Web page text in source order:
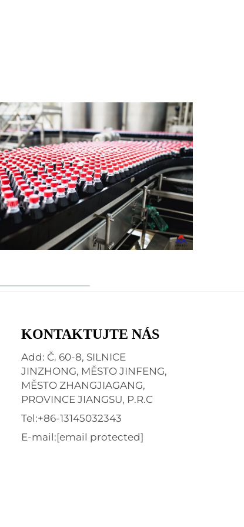
KONTAKTUJTE NÁS
Add: Č. 60-8, SILNICE
JINZHONG, MĚSTO JINFENG,
MĚSTO ZHANGJIAGANG,
PROVINCE JIANGSU, P.R.C
Tel:+86-13145032343
E-mail:[email protected]